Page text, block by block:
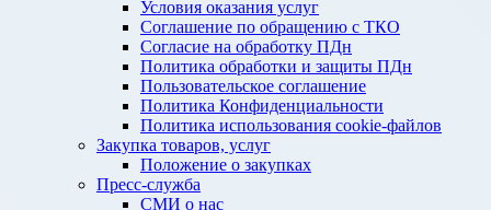
Условия оказания услуг
Соглашение по обращению с ТКО
Согласие на обработку ПДн
Политика обработки и защиты ПДн
Пользовательское соглашение
Политика Конфиденциальности
Политика использования cookie-файлов
Закупка товаров, услуг
Положение о закупках
Пресс-служба
СМИ о нас